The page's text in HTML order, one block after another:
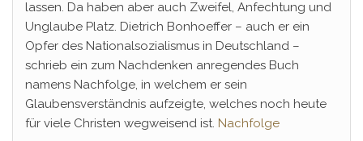
lassen. Da haben aber auch Zweifel, Anfechtung und
Unglaube Platz. Dietrich Bonhoeffer – auch er ein
Opfer des Nationalsozialismus in Deutschland –
schrieb ein zum Nachdenken anregendes Buch
namens Nachfolge, in welchem er sein
Glaubensverständnis aufzeigte, welches noch heute
für viele Christen wegweisend ist. Nachfolge